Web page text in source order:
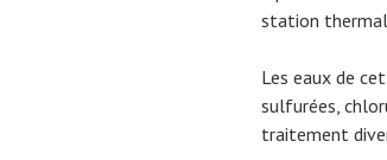
station
Les eaux de
sulfurées,
traitement